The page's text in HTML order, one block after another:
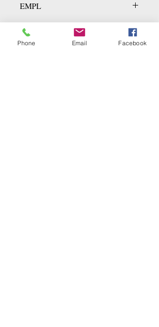
Editeur :
Langue : Français
ISBN-10: 2911416880
EMPL
LIB1D.D-7
Phone Email Facebook